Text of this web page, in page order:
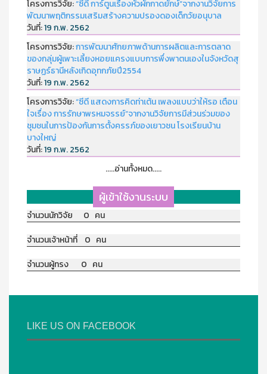
โครงการวิจัย:“ซีดี การ์ตูนเรื่องหัวผักกาดยักษ์”จากงานวิจัยการ
พัฒนาพฤติกรรมเสริมสร้างความปรองดองเด็กวัยอนุบาล
วันที่:19 ก.พ. 2562
โครงการวิจัย:การพัฒนาศักยภาพด้านการผลิตและการตลาด
ของกลุ่มผู้เพาะเลี้ยงหอยแครงแบบการพึ่งพาตนเองในจังหวัดสุ
ราษฏร์ธานีหลังเกิดอุทกภัยปี2554
วันที่:19 ก.พ. 2562
โครงการวิจัย:“ซีดี แสดงการคิดท่าเต้น เพลงแบบว่าให้รอ เตือน
ใจเรื่อง การรักษาพรหมจรรย์”จากงานวิจัยการมีส่วนร่วมของ
ชุมชนในการป้องกันการตั้งครรภ์ของเยาวชน โรงเรียนบ้าน
บางใหญ่
วันที่:19 ก.พ. 2562
.....อ่านทั้งหมด.....
ผู้เข้าใช้งานระบบ
จำนวนนักวิจัย 0 คน
จำนวนเจ้าหน้าที่ 0 คน
จำนวนผู้ทรง 0 คน
LIKE US ON FACEBOOK